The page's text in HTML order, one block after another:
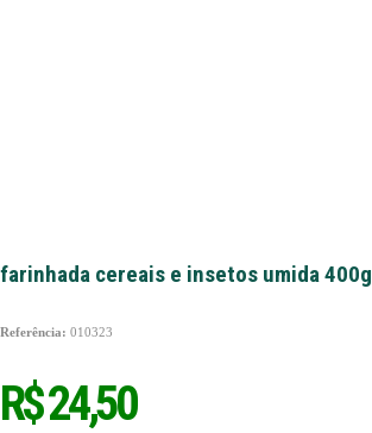
farinhada cereais e insetos umida 400g
Referência: 010323
R$ 24,50